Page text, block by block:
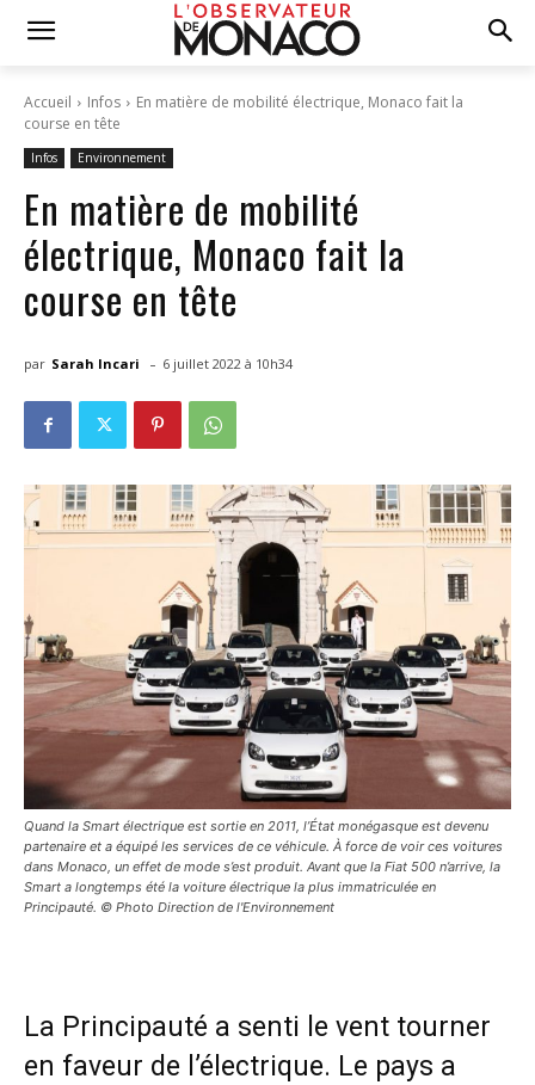
Accueil Infos
En matière de mobilité électrique, Monaco fait la
course en tête
Infos Environnement
En matière de mobilité
électrique, Monaco fait la
course en tête
par Sarah Incari - 6 juillet 2022 à 10h34
Quand la Smart électrique est sortie en 2011, l’État monégasque est devenu
partenaire et a équipé les services de ce véhicule. À force de voir ces voitures
dans Monaco, un effet de mode s’est produit. Avant que la Fiat 500 n’arrive, la
Smart a longtemps été la voiture électrique la plus immatriculée en
Principauté. © Photo Direction de l'Environnement
La Principauté a senti le vent tourner
en faveur de l’électrique. Le pays a